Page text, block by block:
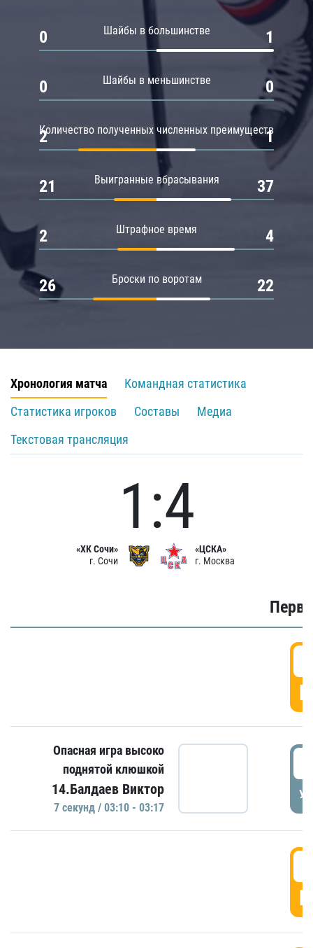
Шайбы в большинстве
0 1
Шайбы в меньшинстве
0 0
Количество полученных численных преимуществ
2 1
Выигранные вбрасывания
21 37
Штрафное время
2 4
Броски по воротам
26 22
Хронология матча
Командная статистика
Статистика игроков
Составы
Медиа
Текстовая трансляция
«ХК Сочи»
г. Сочи
1:4
«ЦСКА»
г. Москва
Опасная игра высоко
поднятой клюшкой
14.Балдаев Виктор
7 секунд / 03:10 - 03:17